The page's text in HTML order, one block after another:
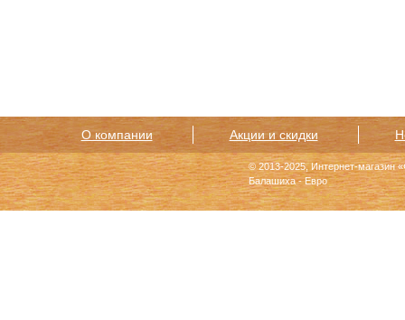
О компании Акции и скидки
© 2013-2025, Интернет-магазин
Балашиха - Евро